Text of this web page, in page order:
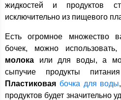
жидкостей и продуктов
исключительно из пищевого
Есть огромное множество
бочек, можно
молока или для воды, а
сыпучие продукты
Пластиковая бочка для воды,
продуктов будет значительно